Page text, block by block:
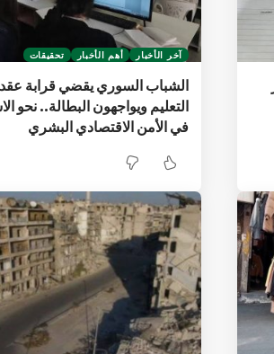
آخر الأخبار أهم الأخبار تحقيقات
الشباب السوري يقضي قرابة
التعليم ويواجهون البطالة.. نحو
في الأمن الاقتصادي البشري